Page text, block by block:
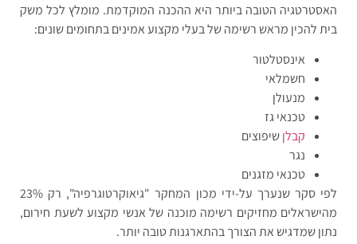
האסטרטגיה הטובה ביותר היא ההכנה המוקדמת. מומלץ לכל משק
בית להכין מראש רשימה של בעלי מקצוע אמינים בתחומים שונים:
אינסטלטור
חשמלאי
מנעולן
טכנאי גז
קבלןשיפוצים
נגר
טכנאי מזגנים
לפי סקר שנערך על-ידי מכון המחקר "גיאוקרטוגרפיה", רק 23%
מהישראלים מחזיקים רשימה מוכנה של אנשי מקצוע לשעת חירום,
נתון שמדגיש את הצורך בהתארגנות טובה יותר.